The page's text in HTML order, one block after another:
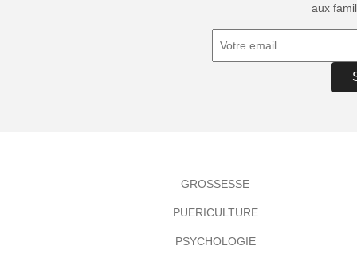
aux
GROSSESSE
PUERICULTURE
PSYCHOLOGIE